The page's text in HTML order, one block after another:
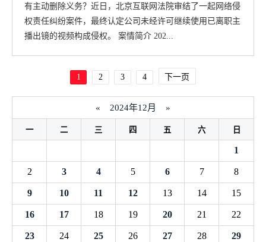
有主动删除义务？近日，北京互联网法院审结了一起网络侵
权责任纠纷案件，最终认定公司未经许可继续使用已离职主
播出镜的视频构成侵权。 案情简介 202...
1 2 3 4 下一页
« 2024年12月 »
一 二 三 四 五 六 日
1
2 3 4 5 6 7 8
9 10 11 12 13 14 15
16 17 18 19 20 21 22
23 24 25 26 27 28 29